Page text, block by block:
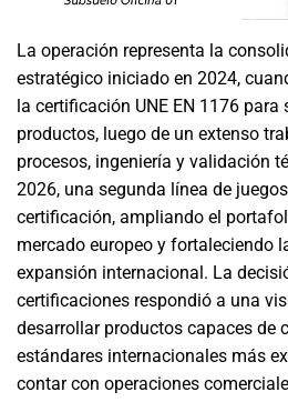
La operación representa la
estratégico iniciado en 2024,
la certificación UNE EN 1176
productos, luego de un extenso
procesos, ingeniería y validación
2026, una segunda línea de
certificación, ampliando el
mercado europeo y fortaleciendo
expansión internacional. La
certificaciones respondió a una
desarrollar productos capaces de
estándares internacionales más
contar con operaciones